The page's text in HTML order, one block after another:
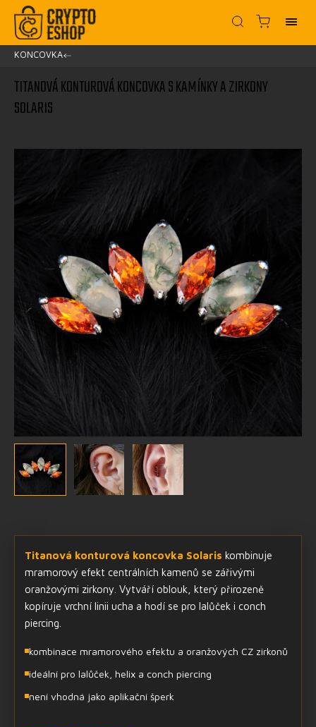
KONCOVKA/
TITANOVÁ KONTUROVÁ KONCOVKA S KAMÍNKY A ZIRKONY
SOLARIS
Titanová konturová koncovka Solaris kombinuje
mramorový efekt centrálních kamenů se zářivými
oranžovými zirkony. Vytváří oblouk, který přirozeně
kopíruje vrchní linii ucha a hodí se pro lalůček i conch
piercing.
kombinace mramorového efektu a oranžových CZ zirkonů
ideální pro lalůček, helix a conch piercing
není vhodná jako aplikační šperk